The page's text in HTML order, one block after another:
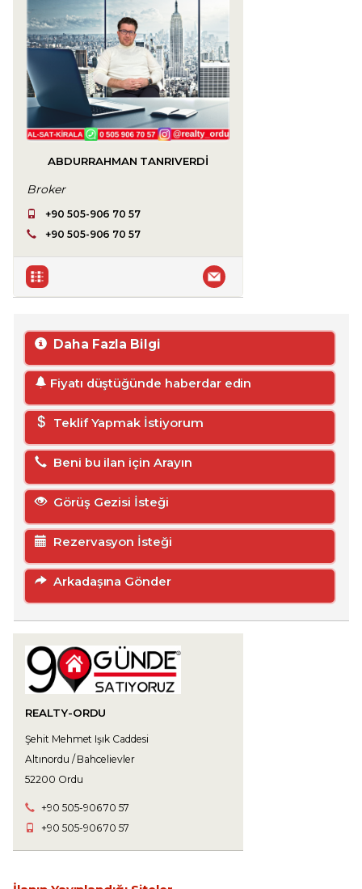
ABDURRAHMAN TANRIVERDİ
Broker
+90 505-906 70 57
+90 505-906 70 57
Daha Fazla Bilgi
Fiyatı düştüğünde haberdar edin
Teklif Yapmak İstiyorum
Beni bu ilan için Arayın
Görüş Gezisi İsteği
Rezervasyon İsteği
Arkadaşına Gönder
REALTY-ORDU
Şehit Mehmet Işık Caddesi
Altınordu / Bahcelievler
52200 Ordu
+90 505-906 70 57
+90 505-906 70 57